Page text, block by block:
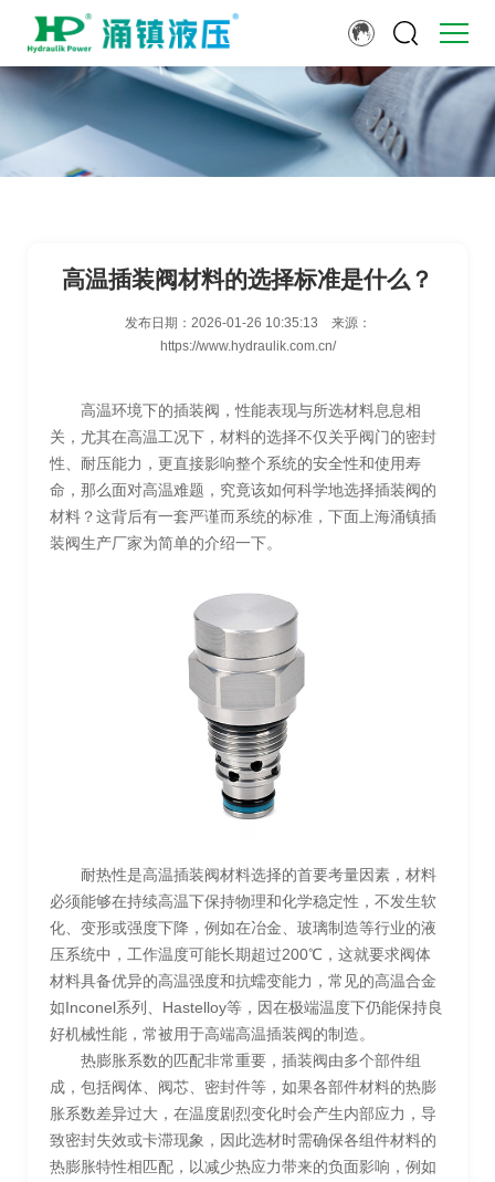
高温插装阀材料的选择标准是什么？
发布日期： 2026-01-26 10:35:13
来源：
https://www.hydraulik.com.cn/
高温环境下的插装阀，性能表现与所选材料息息相
关，尤其在高温工况下，材料的选择不仅关乎阀门的密封
性、耐压能力，更直接影响整个系统的安全性和使用寿
命，那么面对高温难题，究竟该如何科学地选择插装阀的
材料？这背后有一套严谨而系统的标准，下面上海涌镇插
装阀生产厂家为简单的介绍一下。
耐热性是高温插装阀材料选择的首要考量因素，材料
必须能够在持续高温下保持物理和化学稳定性，不发生软
化、变形或强度下降，例如在冶金、玻璃制造等行业的液
压系统中，工作温度可能长期超过200℃，这就要求阀体
材料具备优异的高温强度和抗蠕变能力，常见的高温合金
如Inconel系列、Hastelloy等，因在极端温度下仍能保持良
好机械性能，常被用于高端高温插装阀的制造。
热膨胀系数的匹配非常重要，插装阀由多个部件组
成，包括阀体、阀芯、密封件等，如果各部件材料的热膨
胀系数差异过大，在温度剧烈变化时会产生内部应力，导
致密封失效或卡滞现象，因此选材时需确保各组件材料的
热膨胀特性相匹配，以减少热应力带来的负面影响，例如